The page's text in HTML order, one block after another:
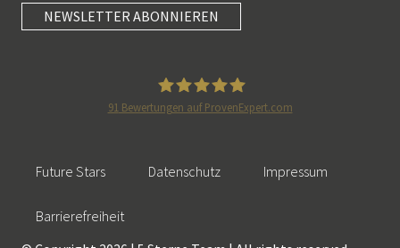
NEWSLETTER ABONNIEREN
91 Bewertungen auf ProvenExpert.com
Future Stars Datenschutz Impressum
Barrierefreiheit
SEHR GUT